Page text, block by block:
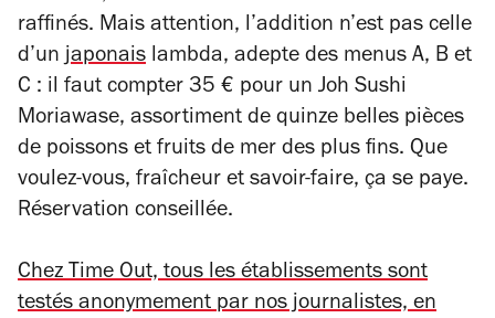
raffinés. Mais attention, l’addition n’est pas celle
d’unjaponais lambda, adepte des menus A, B et
C : il faut compter 35 € pour un Joh Sushi
Moriawase, assortiment de quinze belles pièces
de poissons et fruits de mer des plus fins. Que
voulez-vous, fraîcheur et savoir-faire, ça se paye.
Réservation conseillée.
Chez Time Out, tous les établissements sont
testés anonymement par nos journalistes, en